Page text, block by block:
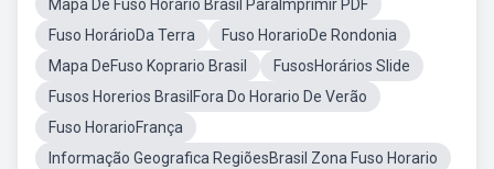
Mapa De Fuso Horário Brasil ParaImprimir PDF
Fuso HorárioDa Terra
Fuso HorarioDe Rondonia
Mapa DeFuso Koprario Brasil
FusosHorários Slide
Fusos Horerios BrasilFora Do Horario De Verão
Fuso HorarioFrança
Informação Geografica RegiõesBrasil Zona Fuso Horario